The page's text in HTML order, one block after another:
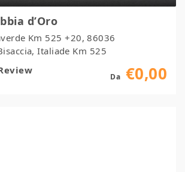
d’Oro
Km 525 +20, 86036
Italiade Km 525
Da €0,00